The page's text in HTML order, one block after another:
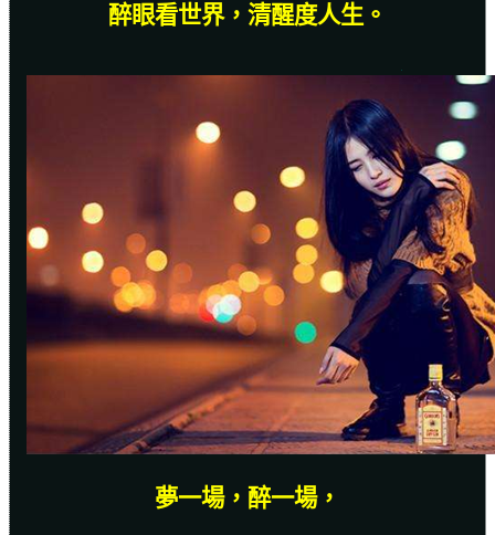
醉眼看世界，清醒度人生。
夢一場，醉一場，